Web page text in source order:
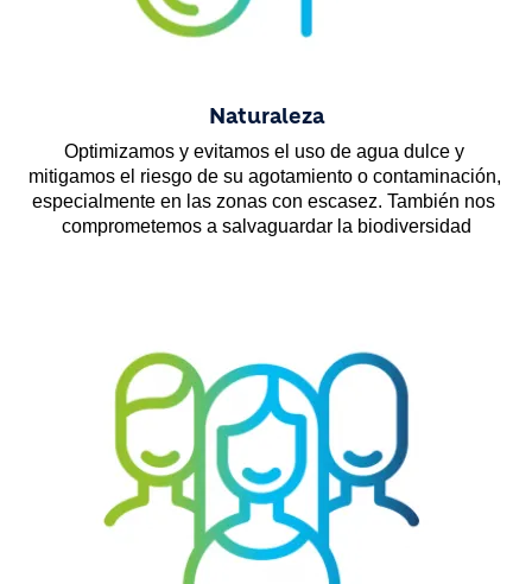
Naturaleza
Optimizamos y evitamos el uso de agua dulce y
mitigamos el riesgo de su agotamiento o contaminación,
especialmente en las zonas con escasez. También nos
comprometemos a salvaguardar la biodiversidad